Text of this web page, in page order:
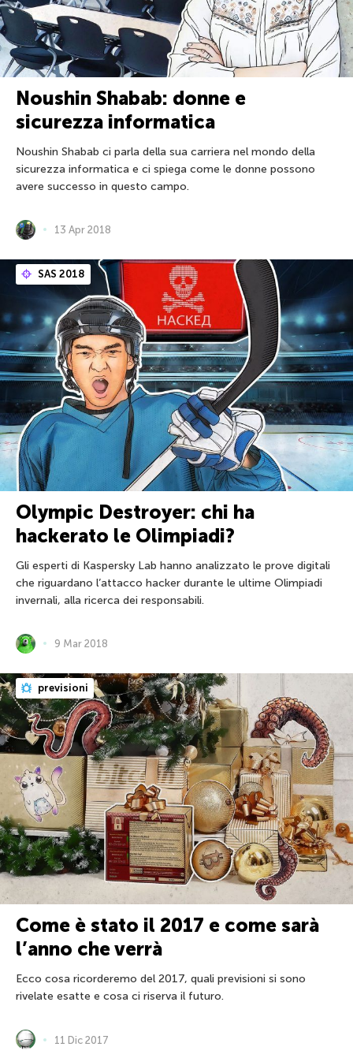
Noushin Shabab: donne e
sicurezza informatica
Noushin Shabab ci parla della sua carriera nel mondo della
sicurezza informatica e ci spiega come le donne possono
avere successo in questo campo.
13 Apr 2018
SAS 2018
Olympic Destroyer: chi ha
hackerato le Olimpiadi?
Gli esperti di Kaspersky Lab hanno analizzato le prove digitali
che riguardano l’attacco hacker durante le ultime Olimpiadi
invernali, alla ricerca dei responsabili.
9 Mar 2018
previsioni
Come è stato il 2017 e come sarà
l’anno che verrà
Ecco cosa ricorderemo del 2017, quali previsioni si sono
rivelate esatte e cosa ci riserva il futuro.
11 Dic 2017